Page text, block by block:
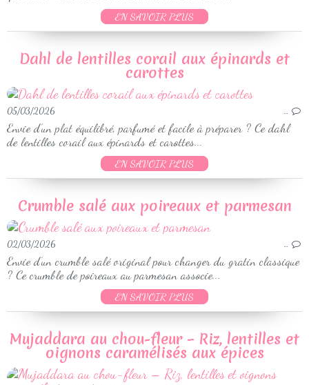
EN SAVOIR PLUS
Dahl de lentilles corail aux épinards et
carottes
05/03/2026 …
Envie d’un plat équilibré, parfumé et facile à préparer ? Ce dahl
de lentilles corail aux épinards et carottes...
EN SAVOIR PLUS
Crumble salé aux poireaux et parmesan
02/03/2026 …
Envie d’un crumble salé original pour changer du gratin classique
? Ce crumble de poireaux au parmesan associe...
EN SAVOIR PLUS
Mujaddara au chou-fleur – Riz, lentilles et
oignons caramélisés aux épices